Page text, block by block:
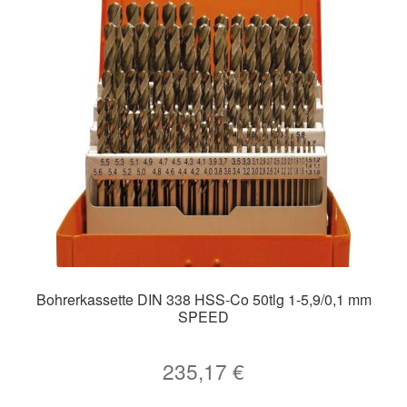
Bohrerkassette DIN 338 HSS-Co 50tlg 1-5,9/0,1 mm
SPEED
235,17 €